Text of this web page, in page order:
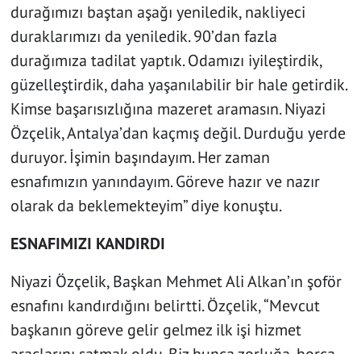
durağımızı baştan aşağı yeniledik, nakliyeci
duraklarımızı da yeniledik. 90’dan fazla
durağımıza tadilat yaptık. Odamızı iyileştirdik,
güzelleştirdik, daha yaşanılabilir bir hale getirdik.
Kimse başarısızlığına mazeret aramasın. Niyazi
Özçelik, Antalya’dan kaçmış değil. Durduğu yerde
duruyor. İşimin başındayım. Her zaman
esnafımızın yanındayım. Göreve hazır ve nazır
olarak da beklemekteyim” diye konuştu.
ESNAFIMIZI KANDIRDI
Niyazi Özçelik, Başkan Mehmet Ali Alkan’ın şoför
esnafını kandırdığını belirtti. Özçelik, “Mevcut
başkanın göreve gelir gelmez ilk işi hizmet